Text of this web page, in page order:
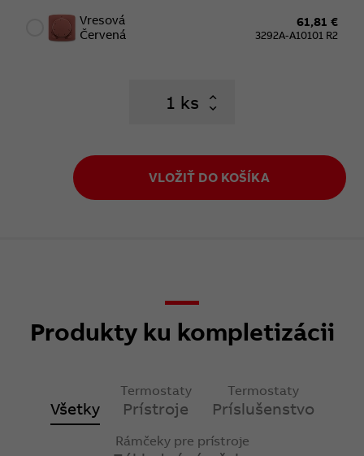
Vresová
Červená
61,81 €
3292A-A10101 R2
ks
VLOŽIŤ DO KOŠÍKA
Produkty ku kompletizácii
Všetky
Termostaty
Prístroje
Termostaty
Príslušenstvo
Rámčeky pre prístroje